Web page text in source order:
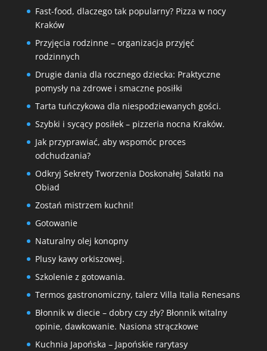
Fast-food, dlaczego tak popularny? Pizza w nocy
Kraków
Przyjęcia rodzinne – organizacja przyjęć
rodzinnych
Drugie dania dla rocznego dziecka: Praktyczne
pomysły na zdrowe i smaczne posiłki
Tarta tuńczykowa dla niespodziewanych gości.
Szybki i sycący posiłek – pizzeria nocna Kraków.
Jak przyprawiać, aby wspomóc proces
odchudzania?
Odkryj Sekrety Tworzenia Doskonałej Sałatki na
Obiad
Zostań mistrzem kuchni!
Gotowanie
Naturalny olej konopny
Plusy kawy orkiszowej.
Szkolenie z gotowania.
Termos gastronomiczny, talerz Villa Italia Renesans
Błonnik w diecie – dobry czy zły? Błonnik witalny
opinie, dawkowanie. Nasiona strączkowe
Kuchnia Japońska – Japońskie rarytasy